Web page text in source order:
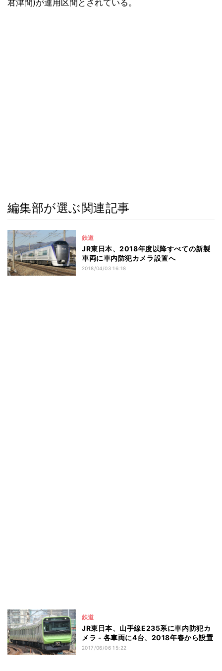
君津間)が運用区間とされている。
編集部が選ぶ関連記事
鉄道
JR東日本、2018年度以降すべての新製
車両に車内防犯カメラ設置へ
2018/04/03 16:18
鉄道
JR東日本、山手線E235系に車内防犯カ
メラ - 各車両に4台、2018年春から設置
2017/06/06 15:22